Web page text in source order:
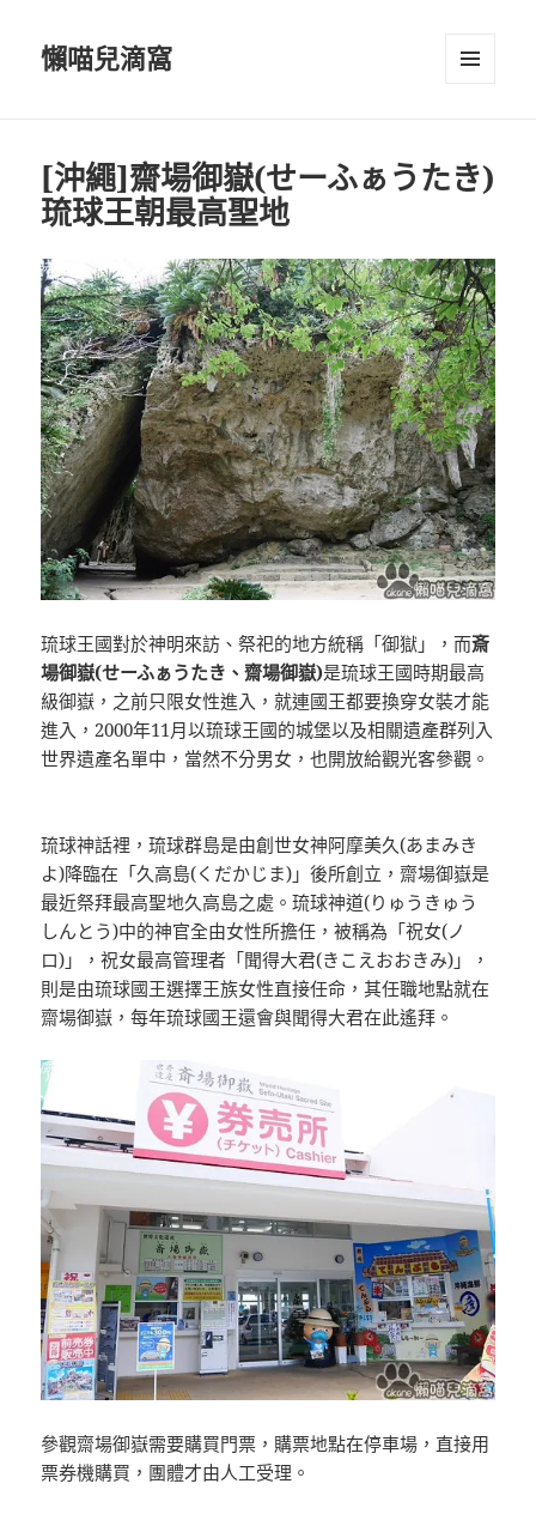
懶喵兒滴窩
[沖繩]齋場御嶽(せーふぁうたき)
琉球王朝最高聖地
琉球王國對於神明來訪、祭祀的地方統稱「御獄」，而斎
場御嶽(せーふぁうたき、齋場御嶽)是琉球王國時期最高
級御嶽，之前只限女性進入，就連國王都要換穿女裝才能
進入，2000年11月以琉球王國的城堡以及相關遺產群列入
世界遺產名單中，當然不分男女，也開放給觀光客參觀。
琉球神話裡，琉球群島是由創世女神阿摩美久(あまみき
よ)降臨在「久高島(くだかじま)」後所創立，齋場御嶽是
最近祭拜最高聖地久高島之處。琉球神道(りゅうきゅう
しんとう)中的神官全由女性所擔任，被稱為「祝女(ノ
ロ)」，祝女最高管理者「聞得大君(きこえおおきみ)」，
則是由琉球國王選擇王族女性直接任命，其任職地點就在
齋場御嶽，每年琉球國王還會與聞得大君在此遙拜。
參觀齋場御嶽需要購買門票，購票地點在停車場，直接用
票券機購買，團體才由人工受理。